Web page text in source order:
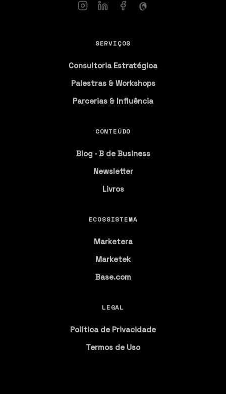
SERVIÇOS
Consultoria Estratégica
Palestras & Workshops
Parcerias & Influência
CONTEÚDO
Blog · B de Business
Newsletter
Livros
ECOSSISTEMA
Marketera
Marketek
Base.com
LEGAL
Política de Privacidade
Termos de Uso